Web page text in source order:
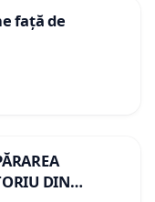
față de
DIN